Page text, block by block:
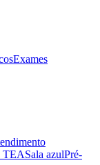
Exames
TEASala azulPré-